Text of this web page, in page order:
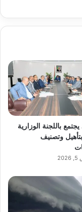
باللجنة الوزارية
وتصنيف